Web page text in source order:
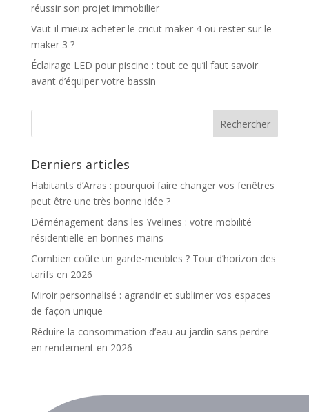
réussir son projet immobilier
Vaut-il mieux acheter le cricut maker 4 ou rester sur le
maker 3 ?
Éclairage LED pour piscine : tout ce qu’il faut savoir
avant d’équiper votre bassin
Derniers articles
Habitants d’Arras : pourquoi faire changer vos fenêtres
peut être une très bonne idée ?
Déménagement dans les Yvelines : votre mobilité
résidentielle en bonnes mains
Combien coûte un garde-meubles ? Tour d’horizon des
tarifs en 2026
Miroir personnalisé : agrandir et sublimer vos espaces
de façon unique
Réduire la consommation d’eau au jardin sans perdre
en rendement en 2026